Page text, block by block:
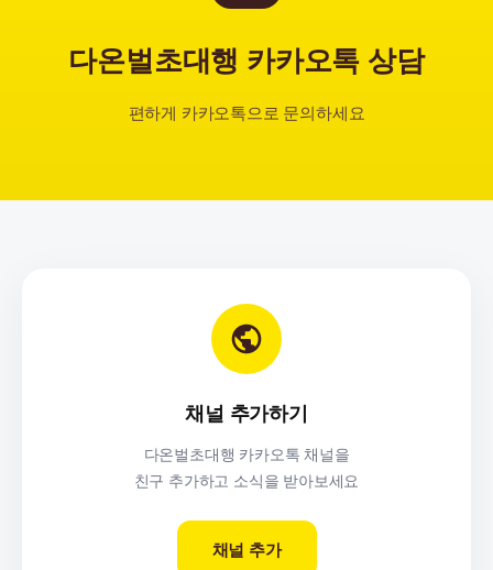
다온벌초대행 카카오톡 상담
편하게 카카오톡으로 문의하세요
채널 추가하기
다온벌초대행 카카오톡 채널을
친구 추가하고 소식을 받아보세요
채널 추가